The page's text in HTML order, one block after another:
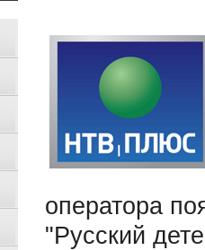
Вещание телеканалов и
сервисов возобновится
автоматически по завершении
профилактических работ.
оператора
"Русский